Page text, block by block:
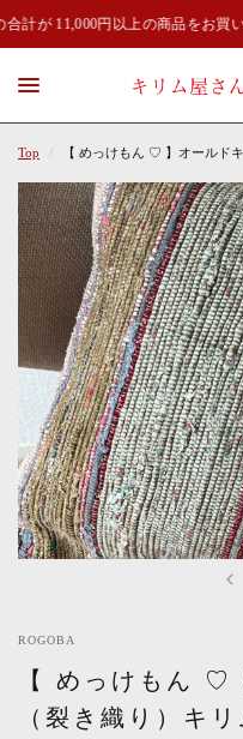
計が 11,000円以上の商品をお買
Top / 【 めっけもん ♡ 】オール
ROGOBA
【 めっけもん ♡
（裂き織り）キ